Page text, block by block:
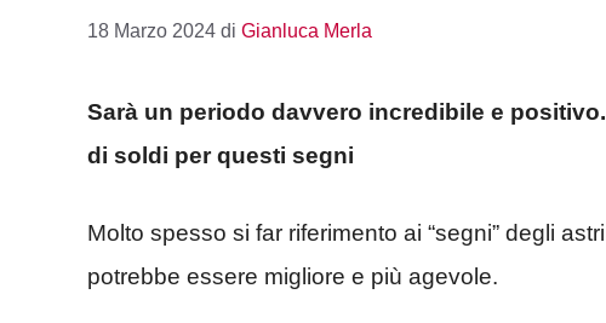
18 Marzo 2024 di Gianluca Merla
Sarà un periodo davvero incredibile e
di soldi per questi segni
Molto spesso si far riferimento ai “segni” degli
potrebbe essere migliore e più agevole.